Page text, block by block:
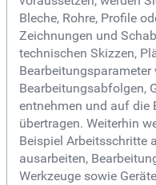
Bleche, Rohre, Profile
Zeichnungen und
technischen Skizzen,
Bearbeitungsparameter
Bearbeitungsabfolgen,
entnehmen und auf die
übertragen. Weiterhin
Beispiel Arbeitsschritte
ausarbeiten,
Werkzeuge sowie